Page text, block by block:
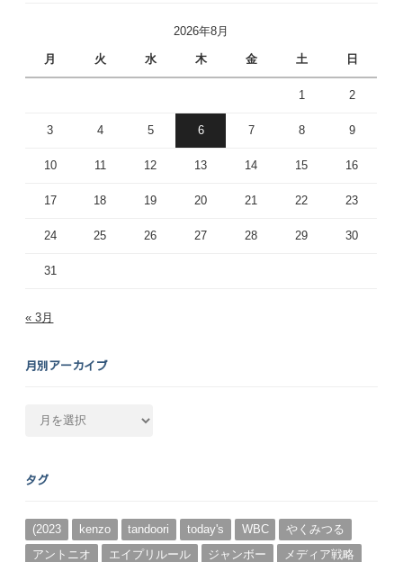
2026年8月
月 火 水 木 金 土 日
1 2
3 4 5 6 7 8 9
10 11 12 13 14 15 16
17 18 19 20 21 22 23
24 25 26 27 28 29 30
31
« 3月
月別アーカイブ
カ
ブ
タグ
(2023 kenzo tandoori today's WBC
やくみつる
アントニオ
エイプリルール ジャンボー
メディア戦略